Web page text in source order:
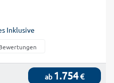
Inklusive
ab 1.754€